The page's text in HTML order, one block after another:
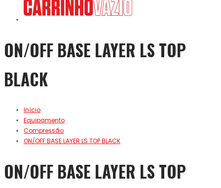
ON/OFF BASE LAYER LS TOP
BLACK
Início
Equipamento
Compressão
ON/OFF BASE LAYER LS TOP BLACK
ON/OFF BASE LAYER LS TOP